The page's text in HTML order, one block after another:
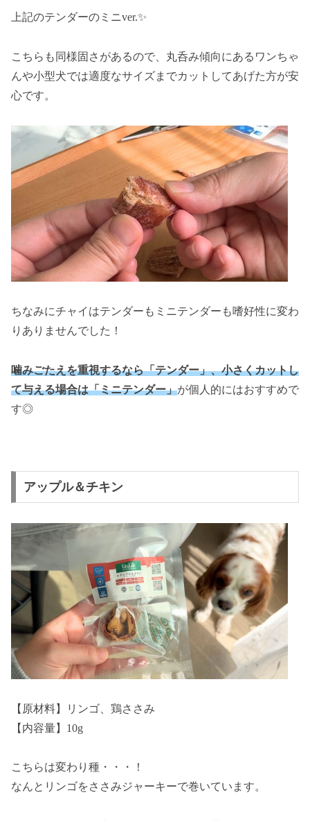
上記のテンダーのミニver.✨
こちらも同様固さがあるので、丸呑み傾向にあるワンちゃ
んや小型犬では適度なサイズまでカットしてあげた方が安
心です。
ちなみにチャイはテンダーもミニテンダーも嗜好性に変わ
りありませんでした！
噛みごたえを重視するなら「テンダー」、小さくカットし
て与える場合は「ミニテンダー」が個人的にはおすすめで
す◎
アップル＆チキン
【原材料】リンゴ、鶏ささみ
【内容量】10g
こちらは変わり種・・・！
なんとリンゴをささみジャーキーで巻いています。